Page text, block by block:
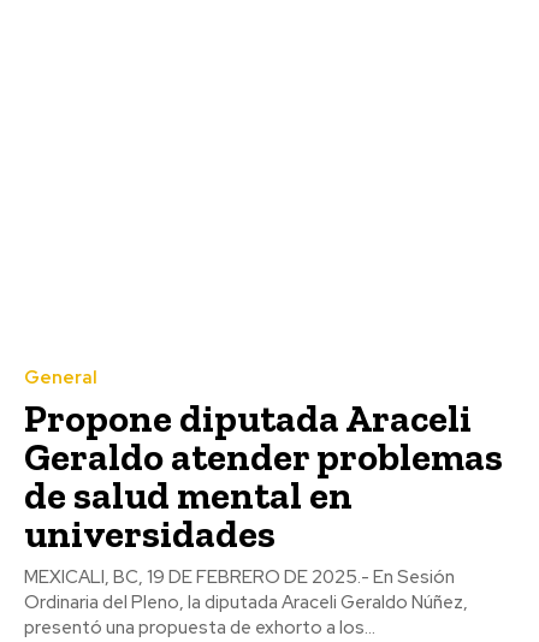
General
Propone diputada Araceli
Geraldo atender problemas
de salud mental en
universidades
MEXICALI, BC, 19 DE FEBRERO DE 2025.- En Sesión
Ordinaria del Pleno, la diputada Araceli Geraldo Núñez,
presentó una propuesta de exhorto a los...